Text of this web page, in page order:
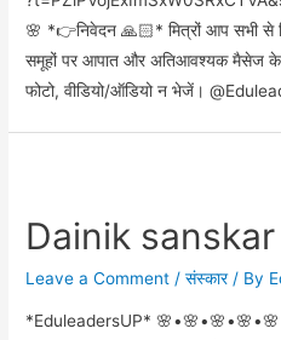
🌸 *👉निवेदन 🙏🏻* मित्रों आप सभी से
समूहों पर आपात और अतिआवश्यक मैसेज के
फोटो, वीडियो/ऑडियो न भेजें।
Dainik
Leave a Comment /संस्कार/ By
*EduleadersUP*